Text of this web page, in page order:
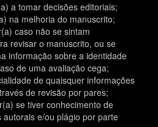
a tomar decisões editoriais;
na melhoria do manuscrito;
caso não se sintam
revisar o manuscrito, ou se
informação sobre a identidade
de uma avaliação cega;
de quaisquer informações
de revisão por pares;
se tiver conhecimento de
autorais e/ou plágio por parte